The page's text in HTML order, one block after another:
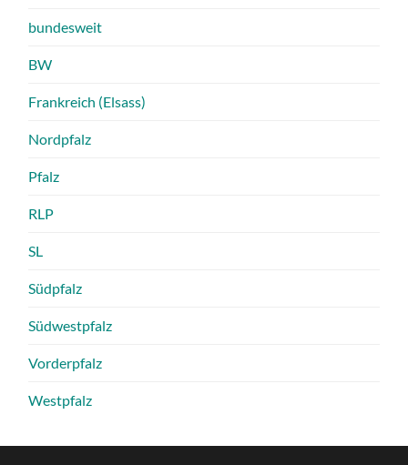
bundesweit
BW
Frankreich (Elsass)
Nordpfalz
Pfalz
RLP
SL
Südpfalz
Südwestpfalz
Vorderpfalz
Westpfalz